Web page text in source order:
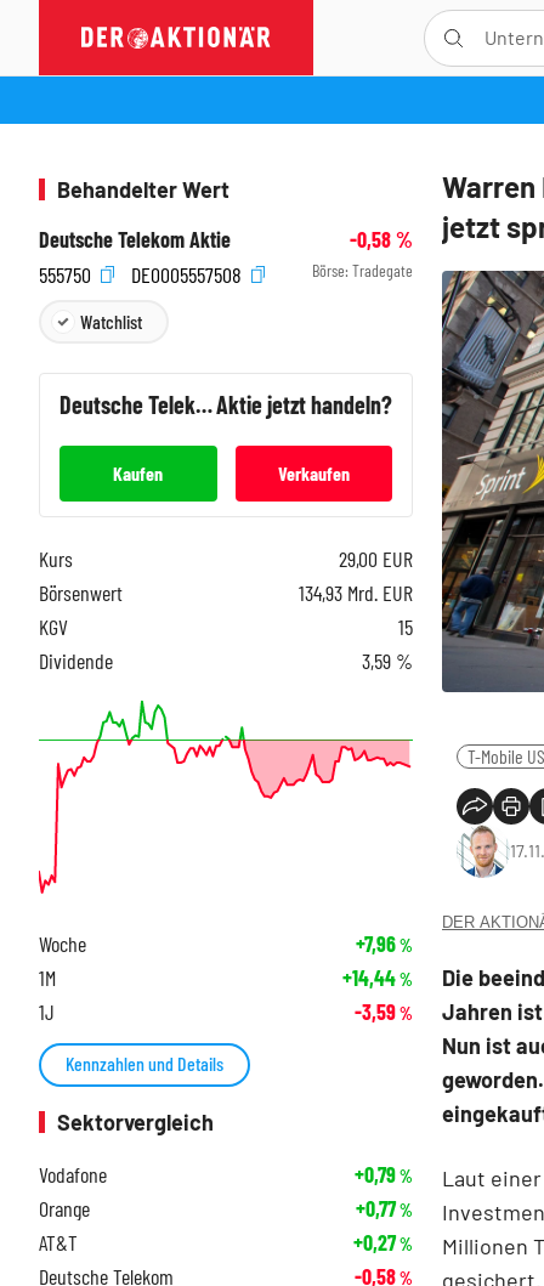
jetzt
T-Mobile US
DER
Die
Jahren
Nun ist
Laut
Millionen
gesichert.
Behandelter Wert
Deutsche Telekom Aktie
-0,58%
555750
DE0005557508 Börse: Tradegate
Watchlist
Deutsche TelekomAktie jetzt handeln?
Kaufen Verkaufen
Kurs 29,00 EUR
Börsenwert
134,93 Mrd. EUR
KGV
15
Dividende
3,59 %
Woche +7,96%
1M +14,44%
1J -3,59%
Kennzahlen und Details
Sektorvergleich
Vodafone
+0,79%
Orange +0,77%
AT&T +0,27%
Deutsche Telekom -0,58%